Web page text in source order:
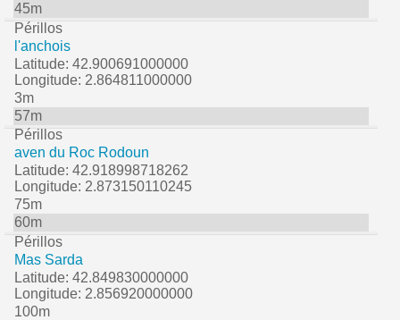
45m
Périllos
l'anchois
Latitude: 42.900691000000
Longitude: 2.864811000000
3m
57m
Périllos
aven du Roc Rodoun
Latitude: 42.918998718262
Longitude: 2.873150110245
75m
60m
Périllos
Mas Sarda
Latitude: 42.849830000000
Longitude: 2.856920000000
100m